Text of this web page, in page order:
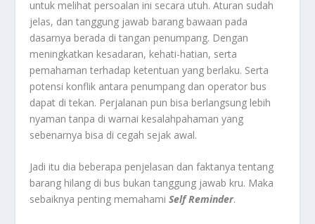
untuk melihat persoalan ini secara utuh. Aturan sudah
jelas, dan tanggung jawab barang bawaan pada
dasarnya berada di tangan penumpang. Dengan
meningkatkan kesadaran, kehati-hatian, serta
pemahaman terhadap ketentuan yang berlaku. Serta
potensi konflik antara penumpang dan operator bus
dapat di tekan. Perjalanan pun bisa berlangsung lebih
nyaman tanpa di warnai kesalahpahaman yang
sebenarnya bisa di cegah sejak awal.
Jadi itu dia beberapa penjelasan dan faktanya tentang
barang hilang di bus bukan tanggung jawab kru. Maka
sebaiknya penting memahamiSelf Reminder.